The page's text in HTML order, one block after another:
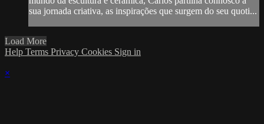
sua jornada criativa, as inspirações que surgem do seu quoti...
Load More
Help Terms Privacy Cookies Sign in
×